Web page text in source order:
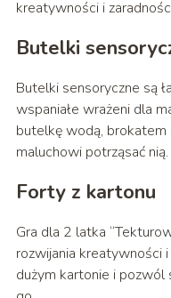
kreatywności i
Butelki
Butelki sensoryczne są
wspaniałe wrażeni dla
butelkę wodą, brokatem
maluchowi potrząsać nią.
Forty z kartonu
Gra dla 2 latka
rozwijania kreatywności
dużym kartonie i